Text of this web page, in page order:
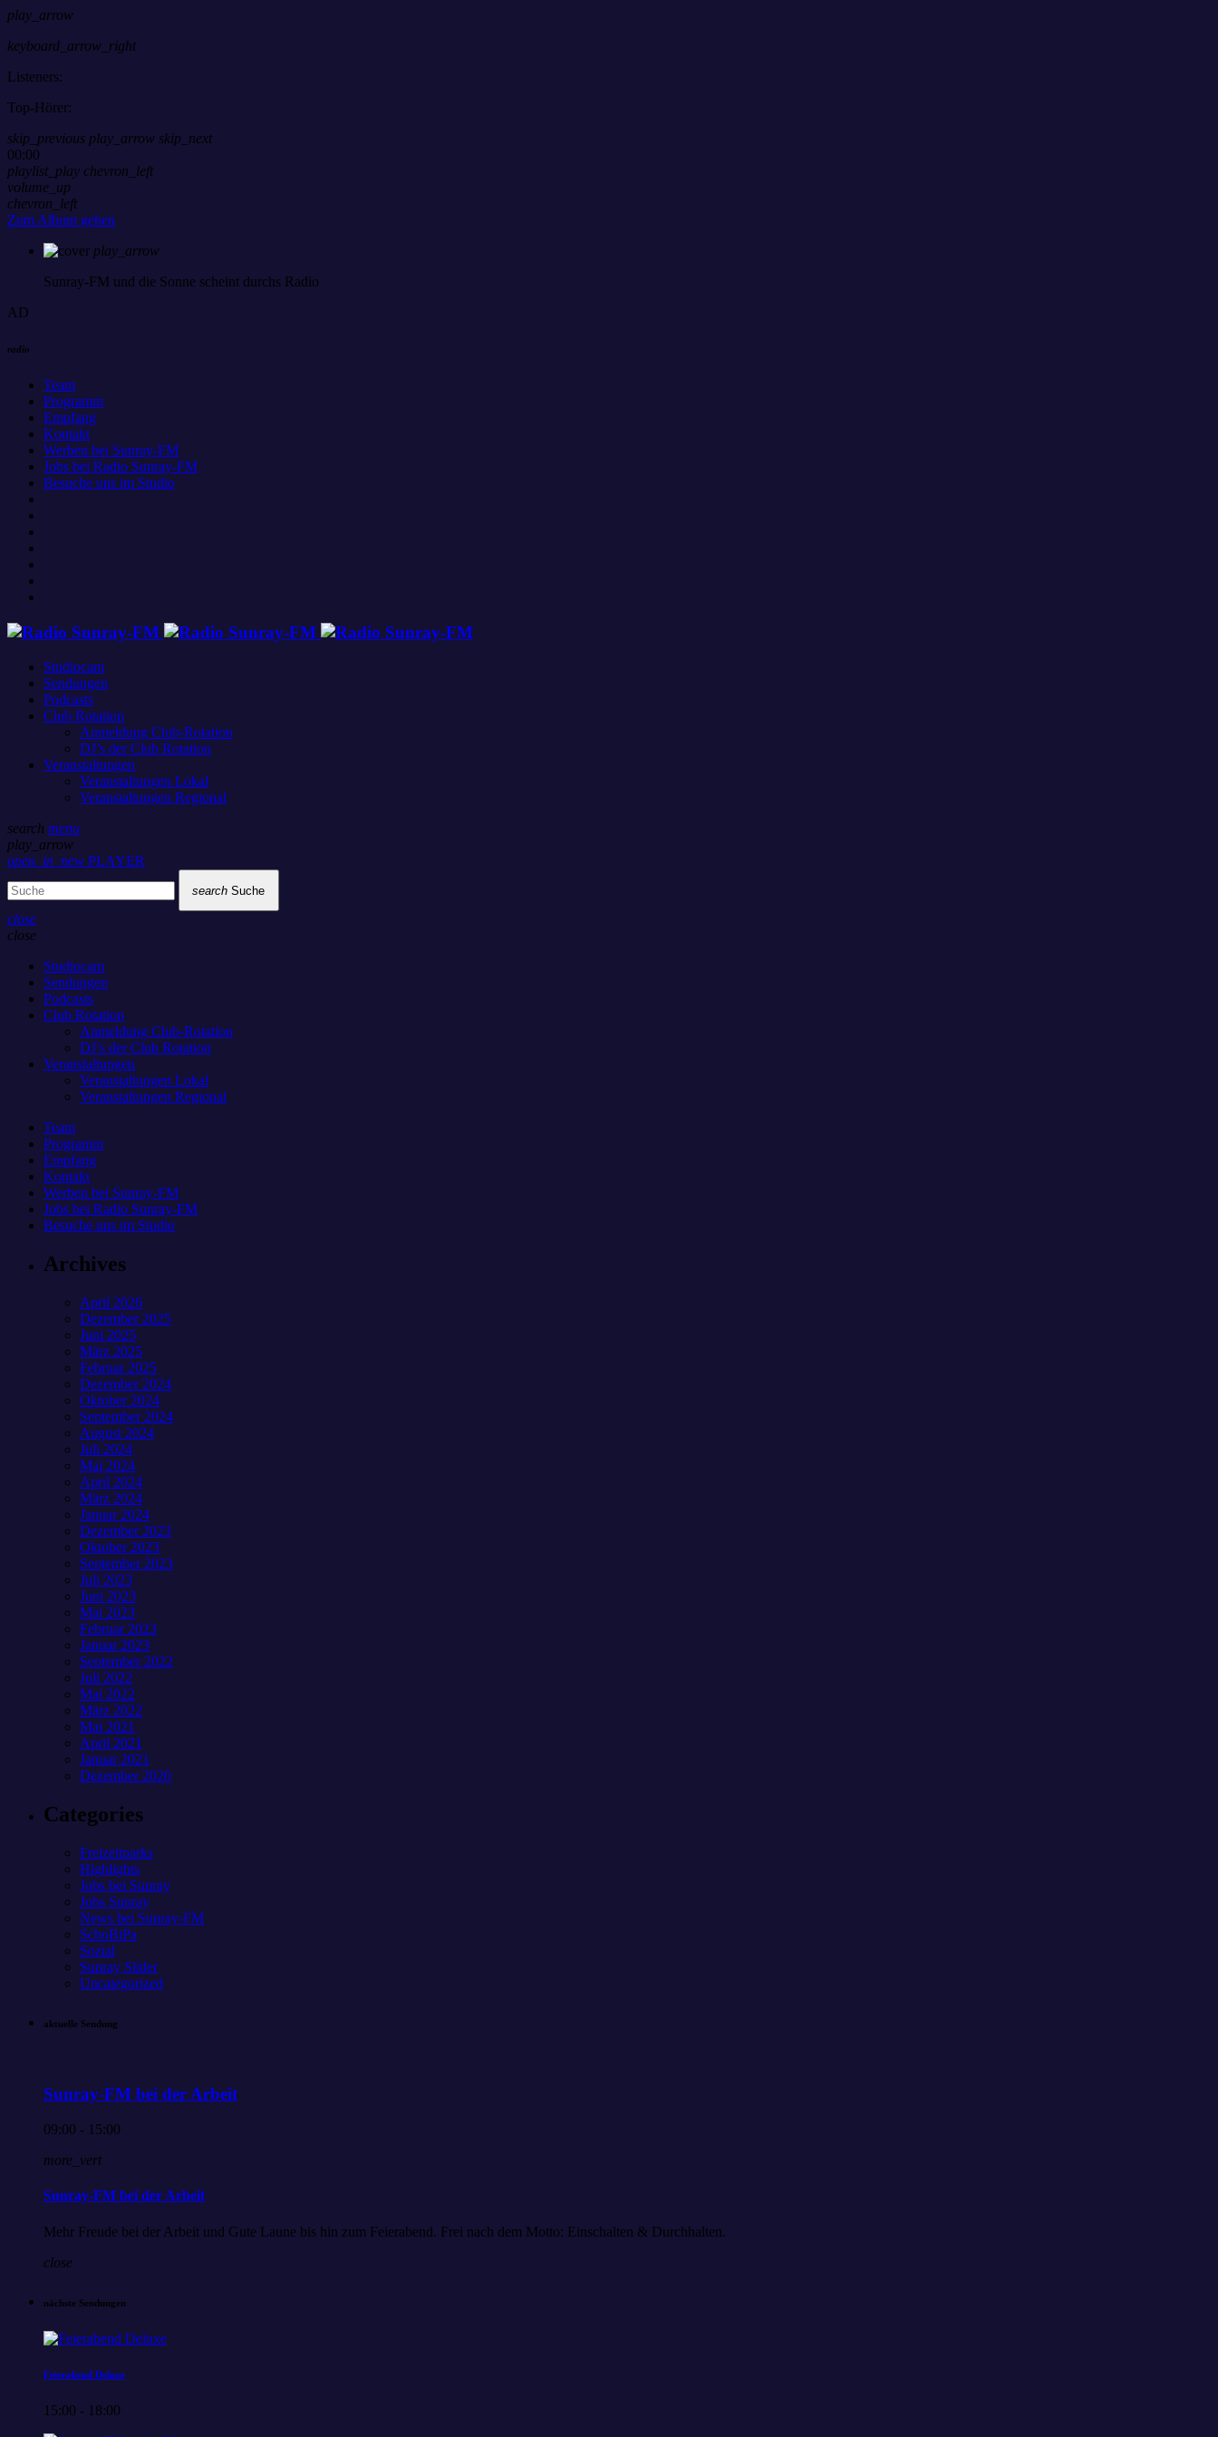
play_arrow
keyboard_arrow_right
Listeners:
Top-Hörer:
skip_previous play_arrow skip_next
00:00
playlist_play chevron_left
volume_up
chevron_left
Zum Album gehen
play_arrow
Sunray-FM und die Sonne scheint durchs Radio
AD
radio
Team
Programm
Empfang
Kontakt
Werben bei Sunray-FM
Jobs bei Radio Sunray-FM
Besuche uns im Studio
Studiocam
Sendungen
Podcasts
Club Rotation
Anmeldung Club-Rotation
DJ’s der Club Rotation
Veranstaltungen
Veranstaltungen Lokal
Veranstaltungen Regional
search menu
play_arrow
open_in_new PLAYER
search Suche
close
close
Studiocam
Sendungen
Podcasts
Club Rotation
Anmeldung Club-Rotation
DJ’s der Club Rotation
Veranstaltungen
Veranstaltungen Lokal
Veranstaltungen Regional
Team
Programm
Empfang
Kontakt
Werben bei Sunray-FM
Jobs bei Radio Sunray-FM
Besuche uns im Studio
Archives
April 2026
Dezember 2025
Juni 2025
März 2025
Februar 2025
Dezember 2024
Oktober 2024
September 2024
August 2024
Juli 2024
Mai 2024
April 2024
März 2024
Januar 2024
Dezember 2023
Oktober 2023
September 2023
Juli 2023
Juni 2023
Mai 2023
Februar 2023
Januar 2023
September 2022
Juli 2022
Mai 2022
März 2022
Mai 2021
April 2021
Januar 2021
Dezember 2020
Categories
Freizeitparks
Highlights
Jobs bei Sunray
Jobs Sunray
News bei Sunray-FM
SchoBiPa
Sozial
Sunray Slider
Uncategorized
aktuelle Sendung
Sunray-FM bei der Arbeit
09:00 - 15:00
more_vert
Sunray-FM bei der Arbeit
Mehr Freude bei der Arbeit und Gute Laune bis hin zum Feierabend. Frei nach dem Motto: Einschalten & Durchhalten.
close
nächste Sendungen
Feierabend Deluxe
15:00 - 18:00